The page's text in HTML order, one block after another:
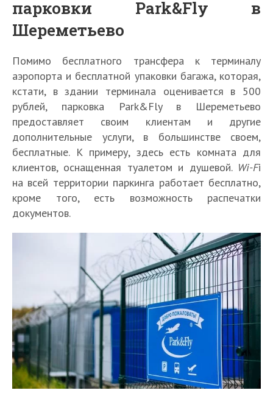
парковки Park&Fly в
Шереметьево
Помимо бесплатного трансфера к терминалу
аэропорта и бесплатной упаковки багажа, которая,
кстати, в здании терминала оценивается в 500
рублей, парковка Park&Fly в Шереметьево
предоставляет своим клиентам и другие
дополнительные услуги, в большинстве своем,
бесплатные. К примеру, здесь есть комната для
клиентов, оснащенная туалетом и душевой. Wi-Fi
на всей территории паркинга работает бесплатно,
кроме того, есть возможность распечатки
документов.